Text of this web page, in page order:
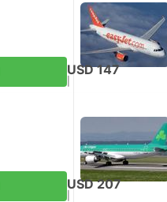
USD 147
USD 207